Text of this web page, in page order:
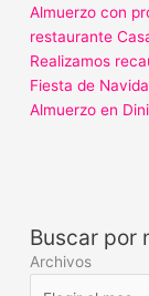
Almuerzo con
restaurante
Realizamos
Fiesta de
Almuerzo en
Buscar por
Archivos